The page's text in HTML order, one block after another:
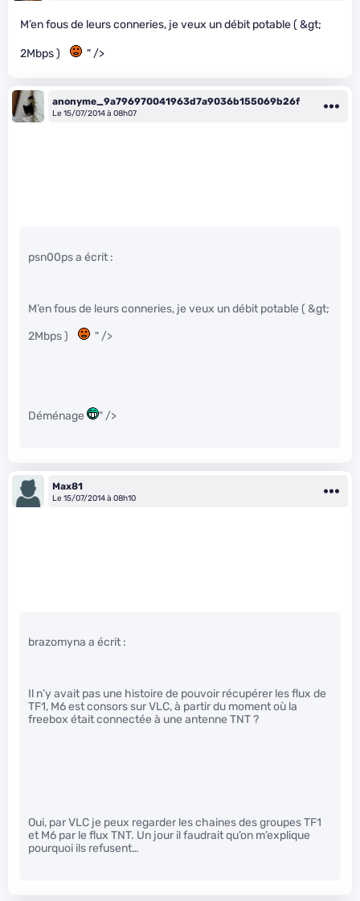
M’en fous de leurs conneries, je veux un débit potable ( &gt;
2Mbps ) " />
anonyme_9a796970041963d7a9036b155069b26f
Le 15/07/2014 à 08h07
psn00ps a écrit :
M’en fous de leurs conneries, je veux un débit potable ( &gt;
2Mbps )
" />
Déménage " />
Max81
Le 15/07/2014 à 08h10
brazomyna a écrit :
Il n’y avait pas une histoire de pouvoir récupérer les flux de
TF1, M6 est consors sur VLC, à partir du moment où la
freebox était connectée à une antenne TNT ?
Oui, par VLC je peux regarder les chaines des groupes TF1
et M6 par le flux TNT. Un jour il faudrait qu’on m’explique
pourquoi ils refusent…